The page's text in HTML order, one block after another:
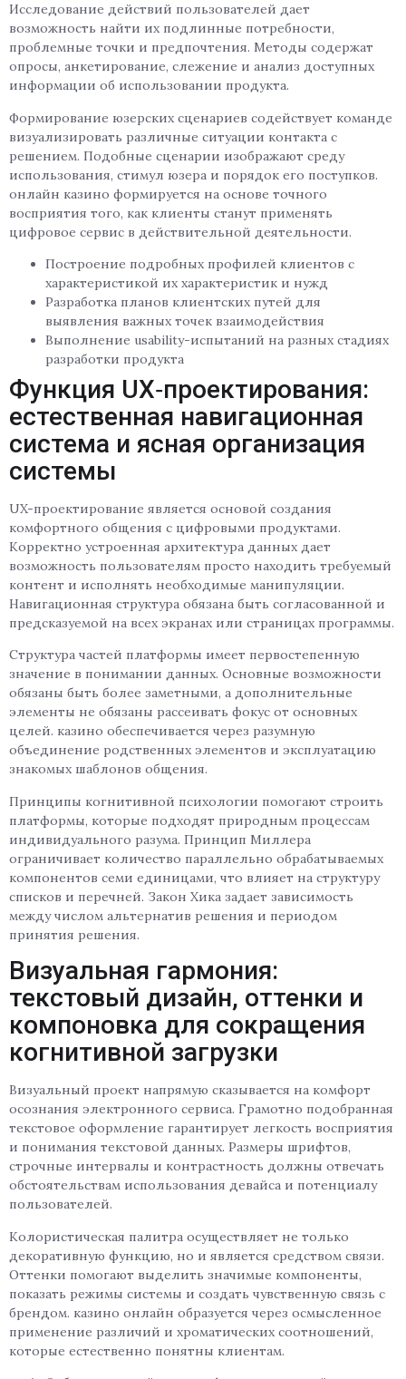
Исследование действий пользователей дает
возможность найти их подлинные потребности,
проблемные точки и предпочтения. Методы содержат
опросы, анкетирование, слежение и анализ доступных
информации об использовании продукта.
Формирование юзерских сценариев содействует команде
визуализировать различные ситуации контакта с
решением. Подобные сценарии изображают среду
использования, стимул юзера и порядок его поступков.
онлайн казино формируется на основе точного
восприятия того, как клиенты станут применять
цифровое сервис в действительной деятельности.
Построение подробных профилей клиентов с
характеристикой их характеристик и нужд
Разработка планов клиентских путей для
выявления важных точек взаимодействия
Выполнение usability-испытаний на разных стадиях
разработки продукта
Функция UX‑проектирования:
естественная навигационная
система и ясная организация
системы
UX-проектирование является основой создания
комфортного общения с цифровыми продуктами.
Корректно устроенная архитектура данных дает
возможность пользователям просто находить требуемый
контент и исполнять необходимые манипуляции.
Навигационная структура обязана быть согласованной и
предсказуемой на всех экранах или страницах программы.
Структура частей платформы имеет первостепенную
значение в понимании данных. Основные возможности
обязаны быть более заметными, а дополнительные
элементы не обязаны рассеивать фокус от основных
целей. казино обеспечивается через разумную
объединение родственных элементов и эксплуатацию
знакомых шаблонов общения.
Принципы когнитивной психологии помогают строить
платформы, которые подходят природным процессам
индивидуального разума. Принцип Миллера
ограничивает количество параллельно обрабатываемых
компонентов семи единицами, что влияет на структуру
списков и перечней. Закон Хика задает зависимость
между числом альтернатив решения и периодом
принятия решения.
Визуальная гармония:
текстовый дизайн, оттенки и
компоновка для сокращения
когнитивной загрузки
Визуальный проект напрямую сказывается на комфорт
осознания электронного сервиса. Грамотно подобранная
текстовое оформление гарантирует легкость восприятия
и понимания текстовой данных. Размеры шрифтов,
строчные интервалы и контрастность должны отвечать
обстоятельствам использования девайса и потенциалу
пользователей.
Колористическая палитра осуществляет не только
декоративную функцию, но и является средством связи.
Оттенки помогают выделить значимые компоненты,
показать режимы системы и создать чувственную связь с
брендом. казино онлайн образуется через осмысленное
применение различий и хроматических соотношений,
которые естественно понятны клиентам.